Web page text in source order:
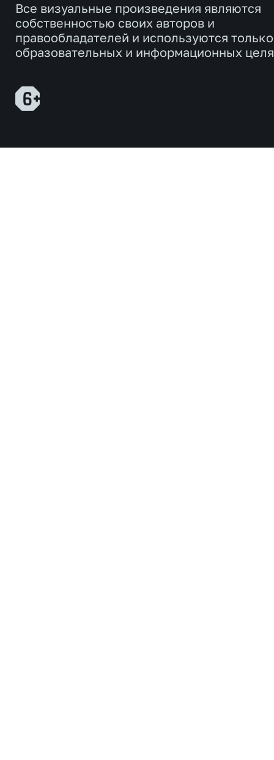
Все визуальные произведения являются
собственностью своих авторов и
правообладателей и используются
образовательных и информационных